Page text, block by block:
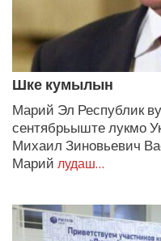
Шке кумылын
Марий Эл Республик
сентябрьыште лукмо
Михаил Зиновьевич
Марий лудаш…